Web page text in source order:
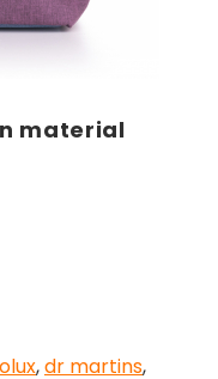
material
,dr martins,